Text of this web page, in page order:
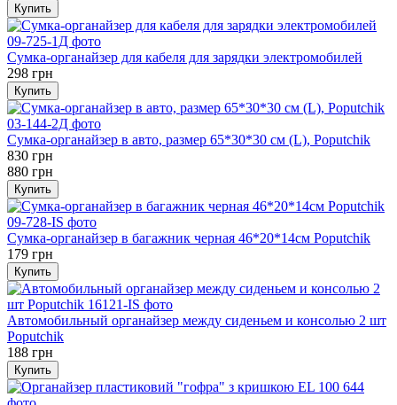
Купить
Сумка-органайзер для кабеля для зарядки электромобилей
298 грн
Купить
Сумка-органайзер в авто, размер 65*30*30 см (L), Poputchik
830 грн
880 грн
Купить
Сумка-органайзер в багажник черная 46*20*14см Poputchik
179 грн
Купить
Автомобильный органайзер между сиденьем и консолью 2 шт
Poputchik
188 грн
Купить